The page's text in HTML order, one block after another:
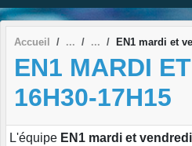
Accueil EN1 mardi et
EN1 MARDI
16H30-17H15
L'équipe EN1 mardi et